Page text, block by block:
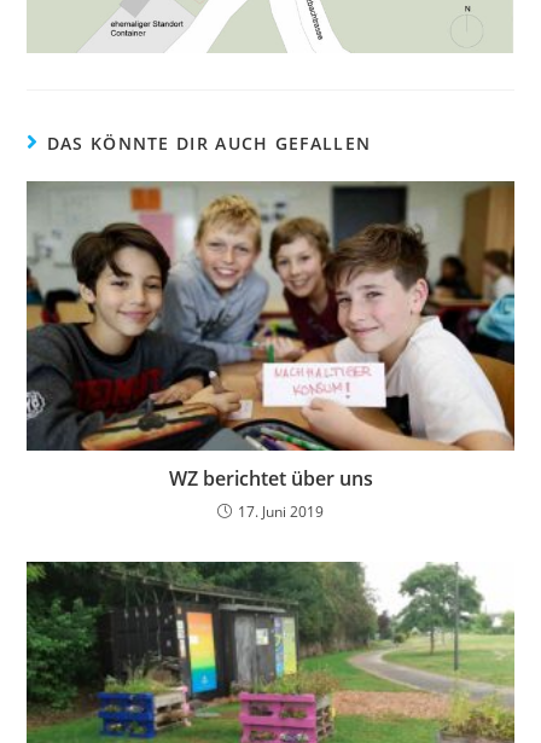
DAS KÖNNTE DIR AUCH GEFALLEN
WZ berichtet über uns
17. Juni 2019